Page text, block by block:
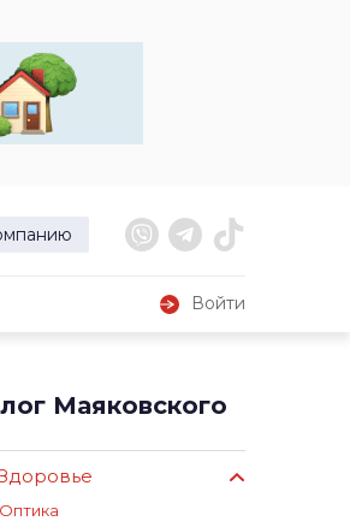
Войти
Маяковского
Оптика